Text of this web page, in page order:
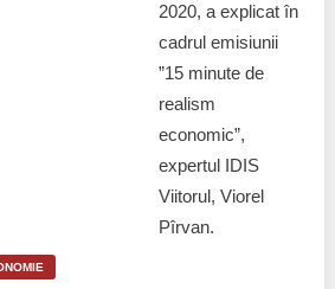
2020, a explicat în
cadrul emisiunii
”15 minute de
realism
economic”,
expertul IDIS
Viitorul, Viorel
Pîrvan.